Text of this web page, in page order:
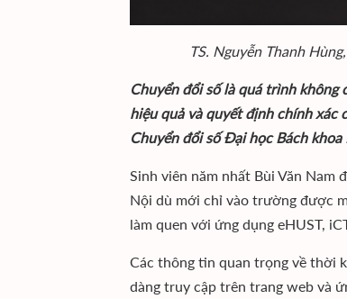
TS. Nguyễn Thanh
Chuyển đổi số là quá trình
hiệu quả và quyết định chính xác
Chuyển đổi số Đại học Bách
Sinh viên năm nhất Bùi Văn Nam
Nội dù mới chỉ vào trường được
làm quen với ứng dụng eHUST,
Các thông tin quan trọng về thời
dàng truy cập trên trang web và